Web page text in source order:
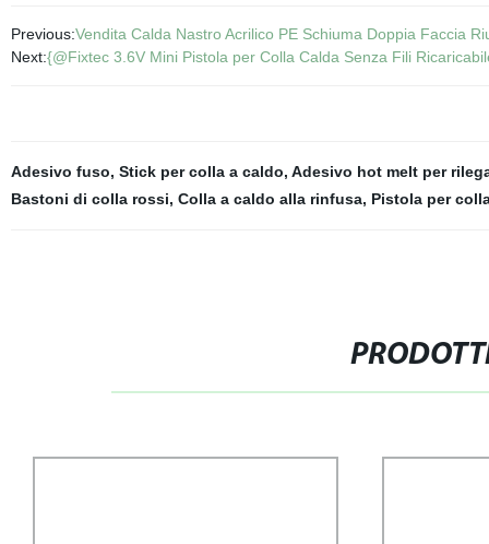
Previous:Vendita Calda Nastro Acrilico PE Schiuma Doppia Faccia
Next:{@Fixtec 3.6V Mini Pistola per Colla Calda Senza Fili
Adesivo fuso, Stick per colla a caldo, Adesivo hot melt per
Bastoni di colla rossi, Colla a caldo alla rinfusa, Pistola per